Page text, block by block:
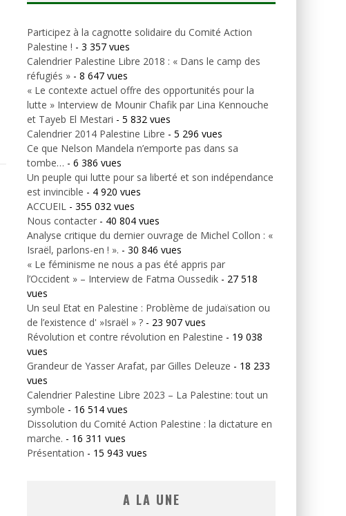
Participez à la cagnotte solidaire du Comité Action
Palestine ! - 3 357 vues
Calendrier Palestine Libre 2018 : « Dans le camp des
réfugiés » - 8 647 vues
« Le contexte actuel offre des opportunités pour la
lutte » Interview de Mounir Chafik par Lina Kennouche
et Tayeb El Mestari - 5 832 vues
Calendrier 2014 Palestine Libre - 5 296 vues
Ce que Nelson Mandela n’emporte pas dans sa
tombe… - 6 386 vues
Un peuple qui lutte pour sa liberté et son indépendance
est invincible - 4 920 vues
ACCUEIL - 355 032 vues
Nous contacter - 40 804 vues
Analyse critique du dernier ouvrage de Michel Collon : «
Israël, parlons-en ! ». - 30 846 vues
« Le féminisme ne nous a pas été appris par
l’Occident » – Interview de Fatma Oussedik - 27 518
vues
Un seul Etat en Palestine : Problème de judaïsation ou
de l’existence d' »Israël » ? - 23 907 vues
Révolution et contre révolution en Palestine - 19 038
vues
Grandeur de Yasser Arafat, par Gilles Deleuze - 18 233
vues
Calendrier Palestine Libre 2023 – La Palestine: tout un
symbole - 16 514 vues
Dissolution du Comité Action Palestine : la dictature en
marche. - 16 311 vues
Présentation - 15 943 vues
A LA UNE